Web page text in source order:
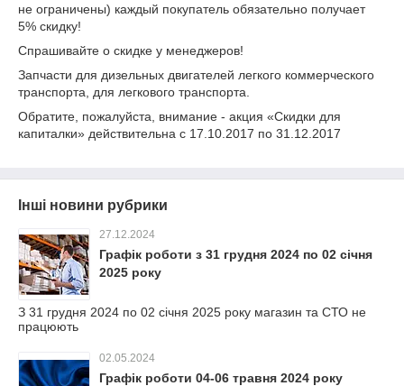
не ограничены) каждый покупатель обязательно получает
5% скидку!
Спрашивайте о скидке у менеджеров!
Запчасти для дизельных двигателей легкого коммерческого
транспорта, для легкового транспорта.
Обратите, пожалуйста, внимание - акция «Скидки для
капиталки» действительна с 17.10.2017 по 31.12.2017
Інші новини рубрики
27.12.2024
Графік роботи з 31 грудня 2024 по 02 січня
2025 року
З 31 грудня 2024 по 02 січня 2025 року магазин та СТО не
працюють
02.05.2024
Графік роботи 04-06 травня 2024 року